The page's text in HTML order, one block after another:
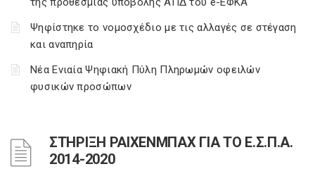
Ψηφίστηκε το νομοσχέδιο με τις αλλαγές σε στέγαση
και αναπηρία
Νέα Ενιαία Ψηφιακή Πύλη Πληρωμών οφειλών
φυσικών προσώπων
ΣΤΗΡΙΞΗ ΡΑΙΧΕΝΜΠΑΧ ΓΙΑ ΤΟ Ε.Σ.Π.Α.
2014-2020